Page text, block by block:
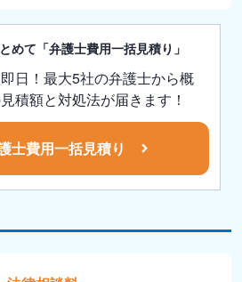
めて「弁護士費用一括見積り」
日！最大5社の弁護士から概
積額と対処法が届きます！
士費用一括見積り